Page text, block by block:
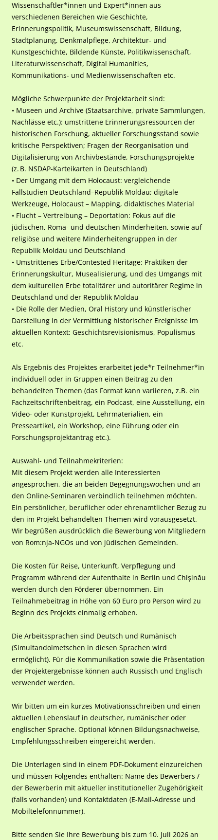
Wissenschaftler*innen und Expert*innen aus
verschiedenen Bereichen wie Geschichte,
Erinnerungspolitik, Museumswissenschaft, Bildung,
Stadtplanung, Denkmalpflege, Architektur- und
Kunstgeschichte, Bildende Künste, Politikwissenschaft,
Literaturwissenschaft, Digital Humanities,
Kommunikations- und Medienwissenschaften etc.
Mögliche Schwerpunkte der Projektarbeit sind:
• Museen und Archive (Staatsarchive, private Sammlungen,
Nachlässe etc.): umstrittene Erinnerungsressourcen der
historischen Forschung, aktueller Forschungsstand sowie
kritische Perspektiven; Fragen der Reorganisation und
Digitalisierung von Archivbestände, Forschungsprojekte
(z. B. NSDAP-Karteikarten in Deutschland)
• Der Umgang mit dem Holocaust: vergleichende
Fallstudien Deutschland–Republik Moldau; digitale
Werkzeuge, Holocaust – Mapping, didaktisches Material
• Flucht – Vertreibung – Deportation: Fokus auf die
jüdischen, Roma- und deutschen Minderheiten, sowie auf
religiöse und weitere Minderheitengruppen in der
Republik Moldau und Deutschland
• Umstrittenes Erbe/Contested Heritage: Praktiken der
Erinnerungskultur, Musealisierung, und des Umgangs mit
dem kulturellen Erbe totalitärer und autoritärer Regime in
Deutschland und der Republik Moldau
• Die Rolle der Medien, Oral History und künstlerischer
Darstellung in der Vermittlung historischer Ereignisse im
aktuellen Kontext: Geschichtsrevisionismus, Populismus
etc.
Als Ergebnis des Projektes erarbeitet jede*r Teilnehmer*in
individuell oder in Gruppen einen Beitrag zu den
behandelten Themen (das Format kann variieren, z.B. ein
Fachzeitschriftenbeitrag, ein Podcast, eine Ausstellung, ein
Video- oder Kunstprojekt, Lehrmaterialien, ein
Presseartikel, ein Workshop, eine Führung oder ein
Forschungsprojektantrag etc.).
Auswahl- und Teilnahmekriterien:
Mit diesem Projekt werden alle Interessierten
angesprochen, die an beiden Begegnungswochen und an
den Online-Seminaren verbindlich teilnehmen möchten.
Ein persönlicher, beruflicher oder ehrenamtlicher Bezug zu
den im Projekt behandelten Themen wird vorausgesetzt.
Wir begrüßen ausdrücklich die Bewerbung von Mitgliedern
von Rom:nja-NGOs und von jüdischen Gemeinden.
Die Kosten für Reise, Unterkunft, Verpflegung und
Programm während der Aufenthalte in Berlin und Chişinău
werden durch den Förderer übernommen. Ein
Teilnahmebeitrag in Höhe von 60 Euro pro Person wird zu
Beginn des Projekts einmalig erhoben.
Die Arbeitssprachen sind Deutsch und Rumänisch
(Simultandolmetschen in diesen Sprachen wird
ermöglicht). Für die Kommunikation sowie die Präsentation
der Projektergebnisse können auch Russisch und Englisch
verwendet werden.
Wir bitten um ein kurzes Motivationsschreiben und einen
aktuellen Lebenslauf in deutscher, rumänischer oder
englischer Sprache. Optional können Bildungsnachweise,
Empfehlungsschreiben eingereicht werden.
Die Unterlagen sind in einem PDF-Dokument einzureichen
und müssen Folgendes enthalten: Name des Bewerbers /
der Bewerberin mit aktueller institutioneller Zugehörigkeit
(falls vorhanden) und Kontaktdaten (E-Mail-Adresse und
Mobiltelefonnummer).
Bitte senden Sie Ihre Bewerbung bis zum 10. Juli 2026 an